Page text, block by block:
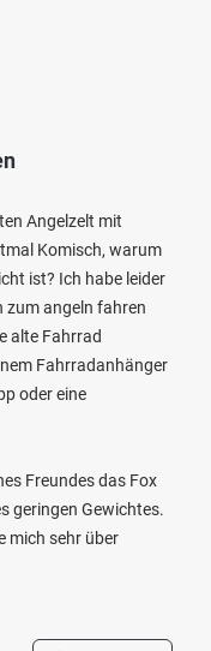
Angelzelt mit
Komisch, warum
ist? Ich habe leider
zum angeln fahren
alte Fahrrad
Fahrradanhänger
oder eine
Freundes das Fox
geringen Gewichtes.
mich sehr über